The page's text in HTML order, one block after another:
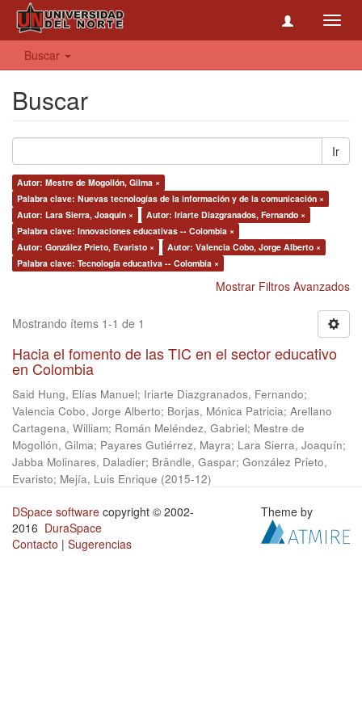
Buscar
Buscar
Ir
Autor: Mestre de Mogollón, Gilma ×
Palabra clave: Nuevas tecnologías de la información y de la comunicación ×
Autor: Lara Sierra, Joaquín ×
Autor: Iriarte Diazgranados, Fernando ×
Palabra clave: Innovaciones educativas -- Colombia ×
Autor: González Prieto, Evaristo ×
Autor: Valencia Cobo, Jorge Alberto ×
Palabra clave: Tecnología educativa -- Colombia ×
Mostrar Filtros Avanzados
Mostrando ítems 1-1 de 1
Hacia el fomento de las TIC en el sector educativo
en Colombia
Said Hung, Elías Manuel; Iriarte Diazgranados, Fernando;
Valencia Cobo, Jorge Alberto; Borjas, Mónica Patricia; Arellano
Cartagena, William; Román Meléndez, Gabriel; Mestre de
Mogollón, Gilma; Payares Gutiérrez, Mayra; Lara Sierra, Joaquín;
Jabba Molinares, Daladier; Brändle, Gaspar; González Prieto,
Evaristo; Mejía, Luis Enrique (2015-12)
DSpace software copyright © 2002-
2016 DuraSpace
Contacto | Sugerencias
Theme by